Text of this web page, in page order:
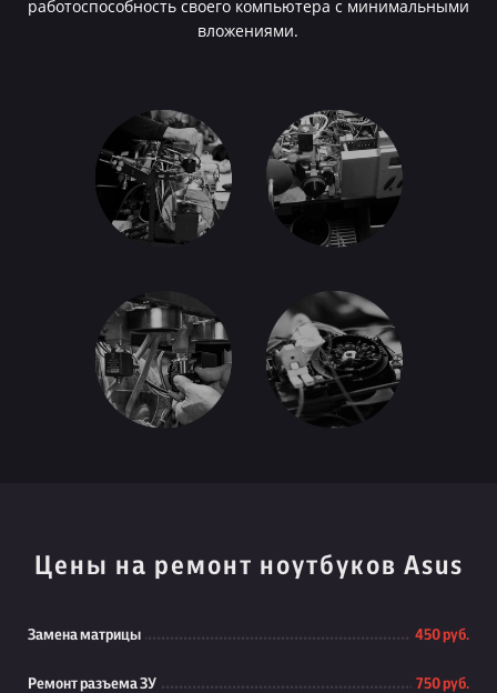
работоспособность своего компьютера с минимальными
вложениями.
Цены на ремонт ноутбуков Asus
Замена матрицы 450 руб.
Ремонт разъема ЗУ 750 руб.